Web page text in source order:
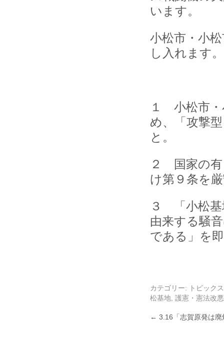
います。
小松市・小
し入れます。
１ 小松市・
め、「攻撃
と。
２ 国家の有
け第９条を
３ 「小松基
由来する騒
である」を
カテゴリー:
トピックス
松基地 護憲・憲法改
← 3.16「志賀原発は